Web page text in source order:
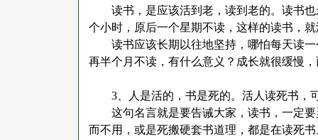
读书，是应该活到老，读到老的。读书
个小时，原后一个星期不读，这样的读书，
读书应该长期以往地坚持，哪怕每天读
再半个月不读，有什么意义？成长就很缓慢
3 、人是活的，书是死的。活人读死书
这句名言就是要告诫大家，读书，一定
而不用，或是死搬硬套书道理，都是在读死书